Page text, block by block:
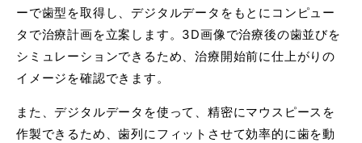
ーで歯型を取得し、デジタルデータをもとにコンピュー
タで治療計画を立案します。3D画像で治療後の歯並びを
シミュレーションできるため、治療開始前に仕上がりの
イメージを確認できます。
また、デジタルデータを使って、精密にマウスピースを
作製できるため、歯列にフィットさせて効率的に歯を動